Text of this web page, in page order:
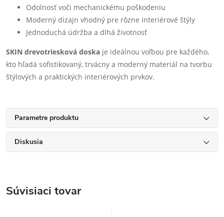
Odolnosť voči mechanickému poškodeniu
Moderný dizajn vhodný pre rôzne interiérové štýly
Jednoduchá údržba a dlhá životnosť
SKIN drevotriesková doska je ideálnou voľbou pre každého,
kto hľadá sofistikovaný, trvácny a moderný materiál na tvorbu
štýlových a praktických interiérových prvkov.
Parametre produktu
Diskusia
Súvisiaci tovar